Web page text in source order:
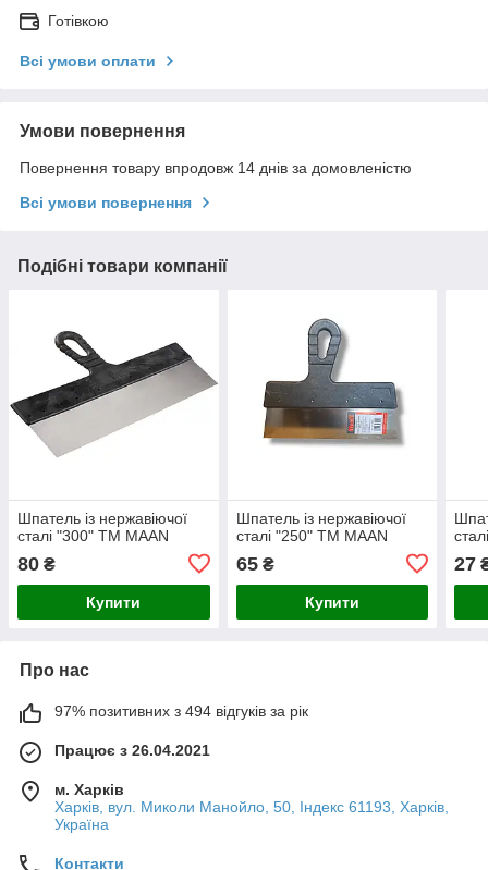
Готівкою
Всі умови оплати
Умови повернення
Повернення товару впродовж 14 днів за домовленістю
Всі умови повернення
Подібні товари компанії
Шпатель із нержавіючої
сталі "300" ТМ MAAN
80 ₴
Купити
Шпатель із нержавіючої
сталі "250" ТМ MAAN
65₴
Купити
27
Про нас
97% позитивних з 494 відгуків за рік
Працює з 26.04.2021
м. Харків
Харків, вул. Миколи Манойло, 50, Індекс 61193, Харків,
Україна
Контакти